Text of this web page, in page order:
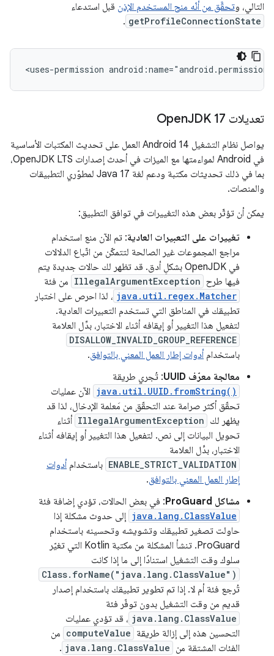
التالي، وتحقَّق من أنّه منح المستخدم الإذن قبل استدعاء
getProfileConnectionState
.
<uses-permission
تعديلات Open JDK 17
يواصل نظام التشغيل Android 14 العمل على تحديث المكتبات الأساسية
في Android لمواءمتها مع الميزات في أحدث إصدارات OpenJDK LTS،
بما في ذلك تحديثات مكتبة ودعم لغة Java 17 لمطوّري التطبيقات
والمنصات.
يمكن أن تؤثّر بعض هذه التغييرات في توافق التطبيق:
تغييرات على التعبيرات العادية: تم الآن منع استخدام
مراجع المجموعات غير الصالحة لتتمكّن من اتّباع الدلالات
في OpenJDK بشكلٍ أدق. قد تظهر لك حالات جديدة يتم
فيها طرح IllegalArgumentException من فئة
java.util.regex.Matcher ، لذا احرص على اختبار
تطبيقك في المناطق التي تستخدم التعبيرات العادية.
لتفعيل هذا التغيير أو إيقافه أثناء الاختبار، بدِّل العلامة
DISALLOW_INVALID_GROUP_REFERENCE
باستخدام أدوات إطار العمل المعني بالتوافق.
معالجة معرّف UUID
: تُجري طريقة
java.util.UUID.fromString() الآن عمليات
تحقّق أكثر صرامة عند التحقّق من مَعلمة الإدخال، لذا قد
يظهر لك IllegalArgumentException أثناء
تحويل البيانات إلى نص. لتفعيل هذا التغيير أو إيقافه أثناء
الاختبار، بدِّل العلامة
ENABLE_STRICT_VALIDATION باستخدام أدوات
إطار العمل المعني بالتوافق.
مشاكل ProGuard
: في بعض الحالات، تؤدي إضافة فئة
java.lang.ClassValue إلى حدوث مشكلة إذا
حاولت تصغير تطبيقك وتشويشه وتحسينه باستخدام
ProGuard. تنشأ المشكلة من مكتبة Kotlin التي تغيّر
سلوك وقت التشغيل استنادًا إلى ما إذا كانت
Class.forName("java.lang.ClassValue")
تُرجع فئة أم لا. إذا تم تطوير تطبيقك باستخدام إصدار
قديم من وقت التشغيل بدون توفّر فئة
java.lang.ClassValue ، قد تؤدي عمليات
التحسين هذه إلى إزالة طريقة computeValue من
الفئات المشتقة من java.lang.ClassValue
.